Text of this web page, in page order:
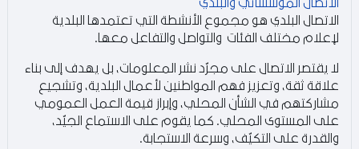
الاتصال البلدي هو مجموع الأنشطة التي تعتمدها البلدية
لإعلام مختلف الفئات والتواصل والتفاعل معها.
لا يقتصر الاتصال على مجرّد نشر المعلومات، بل يهدف إلى بناء
علاقة ثقة، وتعزيز فهم المواطنين لأعمال البلدية، وتشجيع
مشاركتهم في الشأن المحلي، وإبراز قيمة العمل العمومي
على المستوى المحلي. كما يقوم على الاستماع الجيّد،
والقدرة على التكيّف، وسرعة الاستجابة.